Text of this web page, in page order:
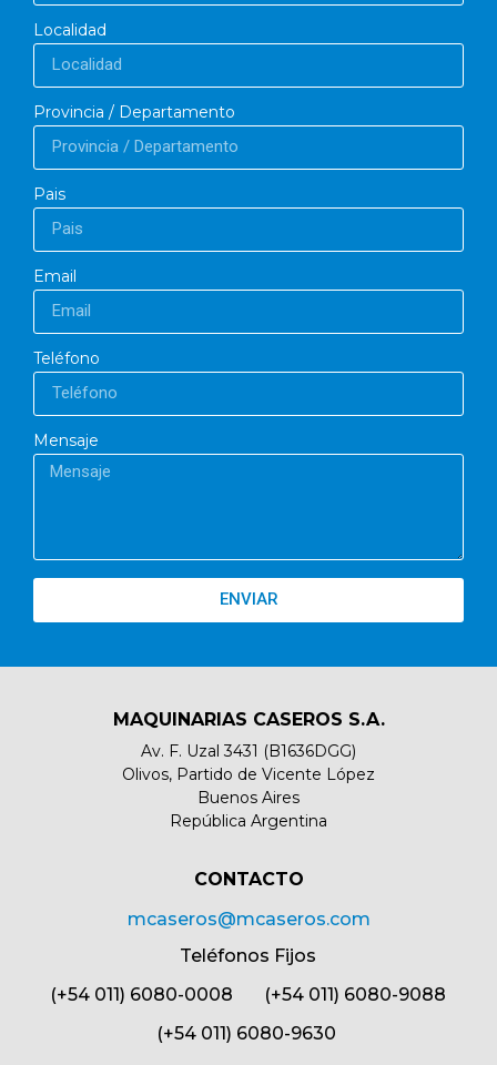
Localidad
Provincia / Departamento
Pais
Email
Teléfono
Mensaje
ENVIAR
MAQUINARIAS CASEROS S.A.
Av. F. Uzal 3431 (B1636DGG)
Olivos, Partido de Vicente López
Buenos Aires
República Argentina
CONTACTO​
mcaseros@mcaseros.com
Teléfonos Fijos
(+54 011) 6080-0008 (+54 011) 6080-9088
(+54 011) 6080-9630